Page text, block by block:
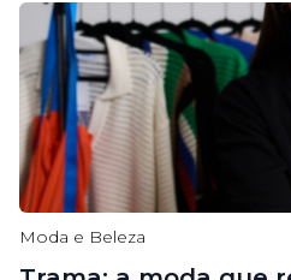
Moda e Beleza